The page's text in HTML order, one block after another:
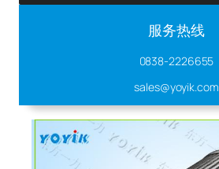
服务热线
0838-2226655
sales@yoyik.com